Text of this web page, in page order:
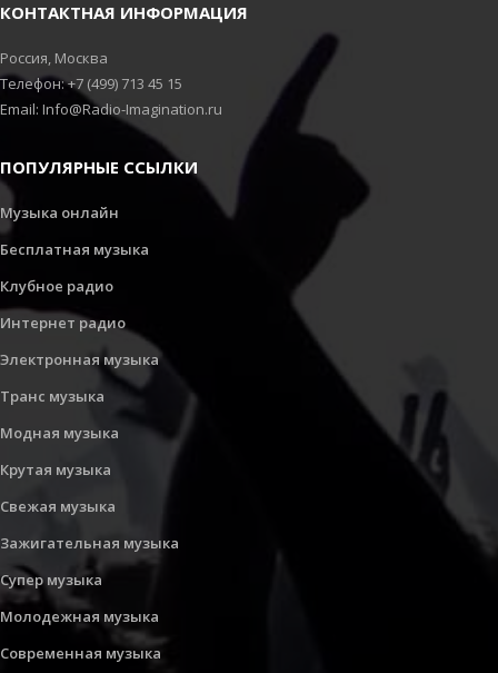
КОНТАКТНАЯ ИНФОРМАЦИЯ
Россия, Москва
Телефон: +7 (499) 713 45 15
Email: Info@Radio-Imagination.ru
ПОПУЛЯРНЫЕ ССЫЛКИ
Музыка онлайн
Бесплатная музыка
Клубное радио
Интернет радио
Электронная музыка
Транс музыка
Модная музыка
Крутая музыка
Свежая музыка
Зажигательная музыка
Супер музыка
Молодежная музыка
Современная музыка